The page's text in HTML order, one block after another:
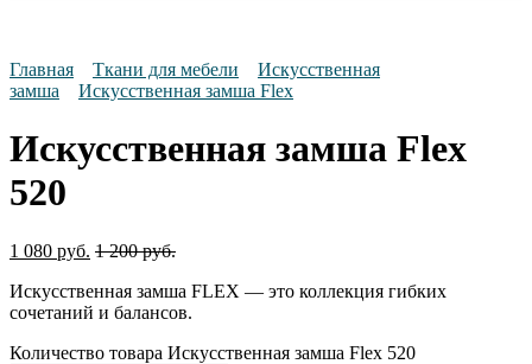
Главная Ткани для мебели
Искусственная
замша
Искусственная замша Flex
Искусственная замша Flex
520
1 080 руб. 1 200руб.
Искусственная замша FLEX — это коллекция гибких
сочетаний и балансов.
Количество товара Искусственная замша Flex 520